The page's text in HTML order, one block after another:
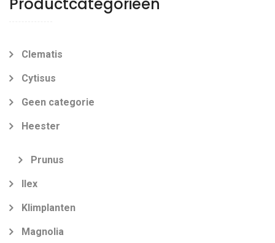
Productcategorieën
Clematis
Cytisus
Geen categorie
Heester
Prunus
Ilex
Klimplanten
Magnolia